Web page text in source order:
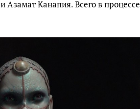
Азамат Канапия. Всего в процессе